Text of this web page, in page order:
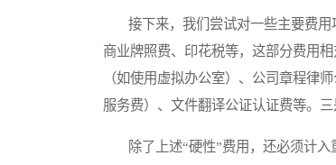
接下来，我们尝试对一些主要费用
商业牌照费、印花税等，这部分费用
（如使用虚拟办公室）、公司章程律
服务费）、文件翻译公证认证费等。
除了上述“硬性”费用，还必须计入